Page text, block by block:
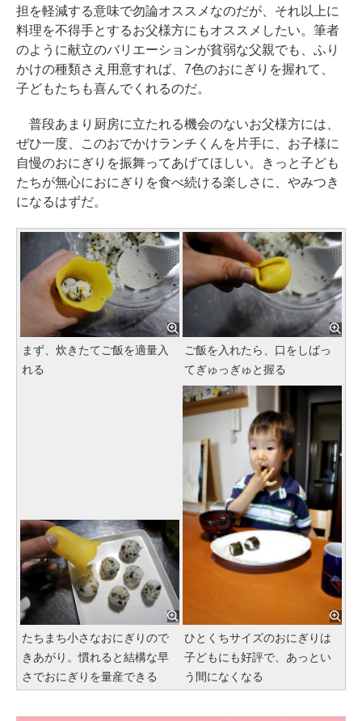
担を軽減する意味で勿論オススメなのだが、それ以上に
料理を不得手とするお父様方にもオススメしたい。筆者
のように献立のバリエーションが貧弱な父親でも、ふり
かけの種類さえ用意すれば、7色のおにぎりを握れて、
子どもたちも喜んでくれるのだ。
普段あまり厨房に立たれる機会のないお父様方には、
ぜひ一度、このおでかけランチくんを片手に、お子様に
自慢のおにぎりを振舞ってあげてほしい。きっと子ども
たちが無心におにぎりを食べ続ける楽しさに、やみつき
になるはずだ。
まず、炊きたてご飯を適量入
れる
ご飯を入れたら、口をしばっ
てぎゅっぎゅと握る
たちまち小さなおにぎりので
きあがり。慣れると結構な早
さでおにぎりを量産できる
ひとくちサイズのおにぎりは
子どもにも好評で、あっとい
う間になくなる